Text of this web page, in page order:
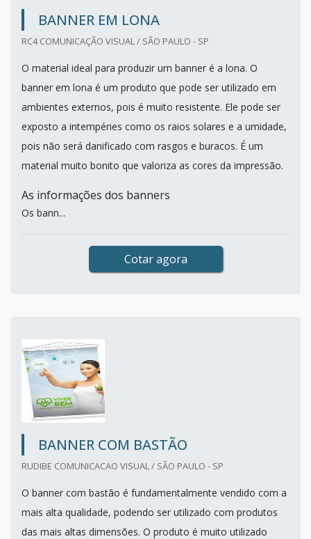
BANNER EM LONA
RC4 COMUNICAÇÃO VISUAL / SÃO PAULO - SP
O material ideal para produzir um banner é a lona. O
banner em lona é um produto que pode ser utilizado em
ambientes externos, pois é muito resistente. Ele pode ser
exposto a intempéries como os raios solares e a umidade,
pois não será danificado com rasgos e buracos. É um
material muito bonito que valoriza as cores da impressão.
As informações dos banners
Os bann...
Cotar agora
BANNER COM BASTÃO
RUDIBE COMUNICACAO VISUAL / SÃO PAULO - SP
O banner com bastão é fundamentalmente vendido com a
mais alta qualidade, podendo ser utilizado com produtos
das mais altas dimensões. O produto é muito utilizado